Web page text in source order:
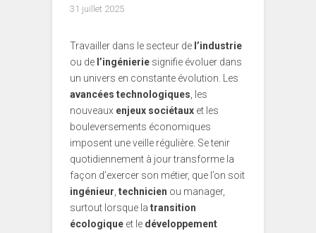
31 juillet 2025
Travailler dans le secteur de l’industrie
ou de l’ingénierie signifie évoluer dans
un univers en constante évolution. Les
avancées technologiques , les
nouveaux enjeux sociétaux et les
bouleversements économiques
imposent une veille régulière. Se tenir
quotidiennement à jour transforme la
façon d’exercer son métier, que l’on soit
ingénieur technicien ou manager,
surtout lorsque la transition
écologique et le développement